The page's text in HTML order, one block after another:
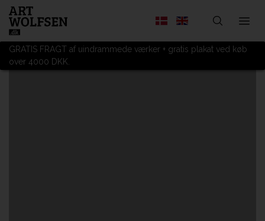
GRATIS FRAGT af uindrammede værker + gratis plakat ved køb
over 4000 DKK.